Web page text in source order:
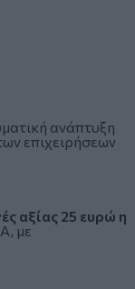
ανάπτυξη
επιχειρήσεων
αξίας 25 ευρώ η
με